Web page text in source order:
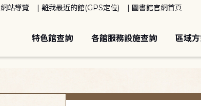
網站導覽 離我最近的館(GPS定位) 圖書館官網首頁
特色館查詢 各館服務設施查詢 區域